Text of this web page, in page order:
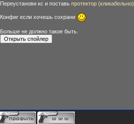
Переустанови кс и поставь протектор (кликабельно)
Конфиг если хочешь сохрани
Больше не должно такое быть.